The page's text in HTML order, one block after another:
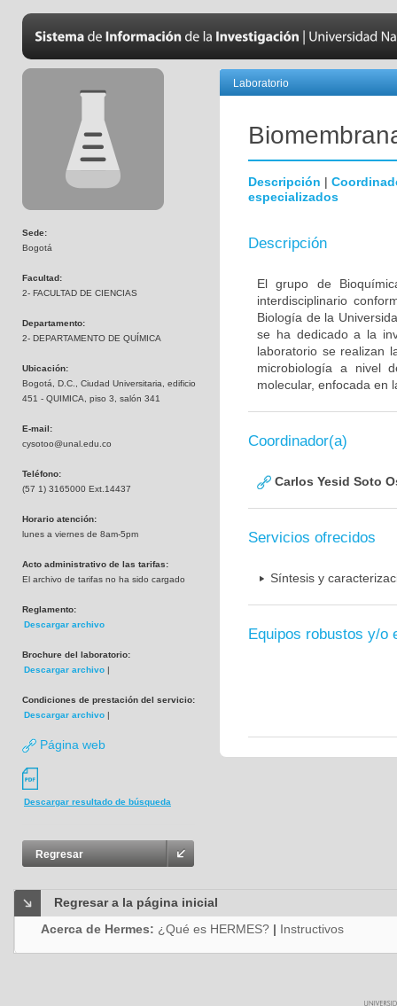
Sede:
Bogotá
Facultad:
2- FACULTAD DE CIENCIAS
Departamento:
2- DEPARTAMENTO DE QUÍMICA
Ubicación:
Bogotá, D.C., Ciudad Universitaria, edificio
451 - QUIMICA, piso 3, salón 341
E-mail:
cysotoo@unal.edu.co
Teléfono:
(57 1) 3165000 Ext.14437
Horario atención:
lunes a viernes de 8am-5pm
Acto administrativo de las tarifas:
El archivo de tarifas no ha sido cargado
Reglamento:
Descargar archivo
Brochure del laboratorio:
Descargar archivo |
Condiciones de prestación del servicio:
Descargar archivo |
Página web
Descargar resultado de búsqueda
Regresar
Laboratorio
Descripción |
especializados
Descripción
El grupo de
interdisciplinario
Biología de la
se ha dedicado a la
laboratorio se realizan
microbiología a nivel
molecular, enfocada en
Coordinador(a)
Carlos Yesid Soto
Servicios ofrecidos
Síntesis y
Equipos robustos y/o
Regresar a la página inicial
Acerca de Hermes: ¿Qué es HERMES? | Instructivos